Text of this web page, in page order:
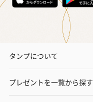
タンプについて
プレゼントを一覧から探す